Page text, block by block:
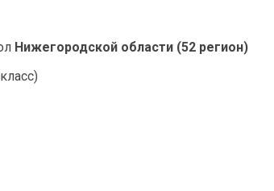
Нижегородской области (52 регион)